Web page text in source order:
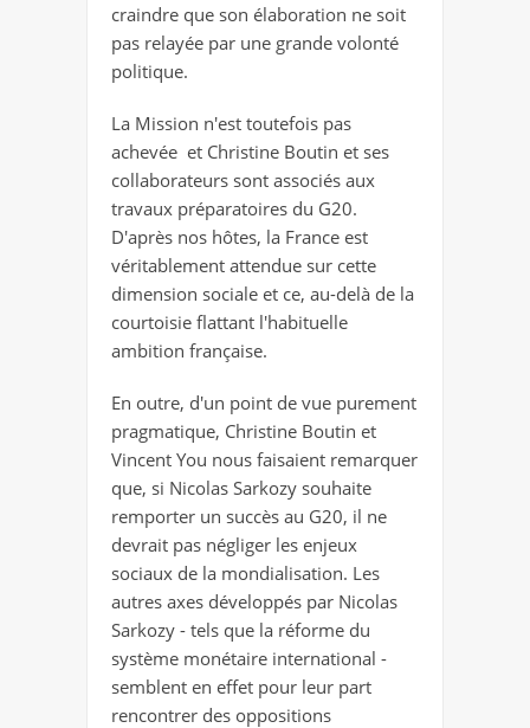
craindre que son élaboration ne soit
pas relayée par une grande volonté
politique.
La Mission n'est toutefois pas
achevée et Christine Boutin et ses
collaborateurs sont associés aux
travaux préparatoires du G20.
D'après nos hôtes, la France est
véritablement attendue sur cette
dimension sociale et ce, au-delà de la
courtoisie flattant l'habituelle
ambition française.
En outre, d'un point de vue purement
pragmatique, Christine Boutin et
Vincent You nous faisaient remarquer
que, si Nicolas Sarkozy souhaite
remporter un succès au G20, il ne
devrait pas négliger les enjeux
sociaux de la mondialisation. Les
autres axes développés par Nicolas
Sarkozy - tels que la réforme du
système monétaire international -
semblent en effet pour leur part
rencontrer des oppositions